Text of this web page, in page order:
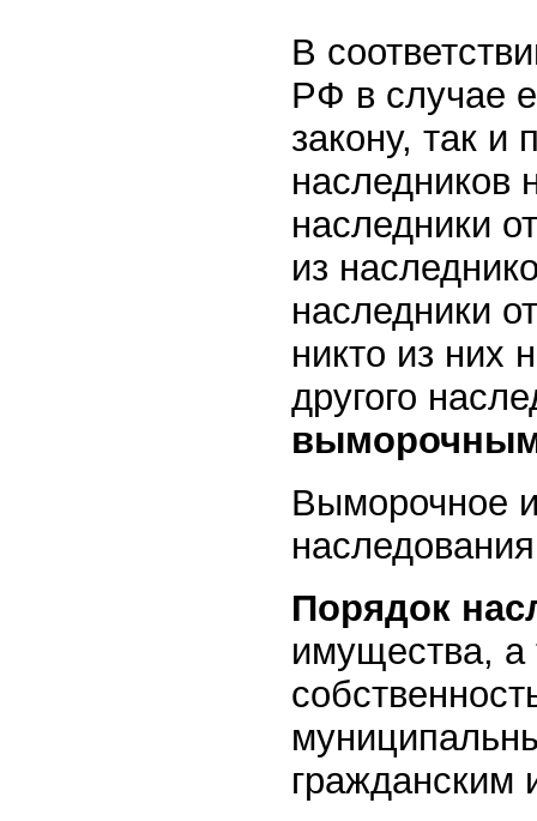
В
РФ в случае
закону, так и
наследников
наследники
из
наследники
никто из них
другого
Выморочное
Порядок
имущества, а
гражданским